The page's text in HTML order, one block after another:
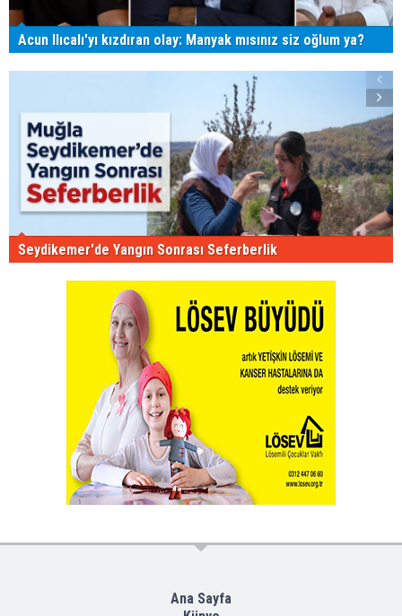
Acun Ilıcalı'yı kızdıran olay: Manyak mısınız siz oğlum ya?
Seydikemer'de Yangın Sonrası Seferberlik
Ana Sayfa